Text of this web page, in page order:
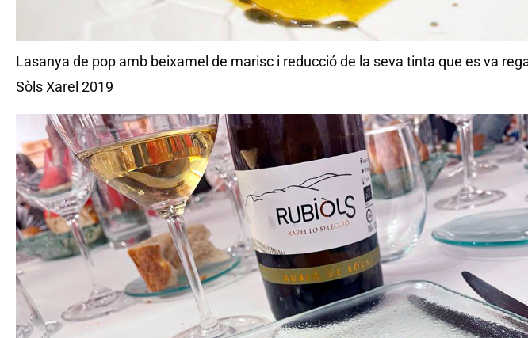
Lasanya de pop amb beixamel de marisc i reducció de la seva tinta que es va
Sòls Xarel 2019